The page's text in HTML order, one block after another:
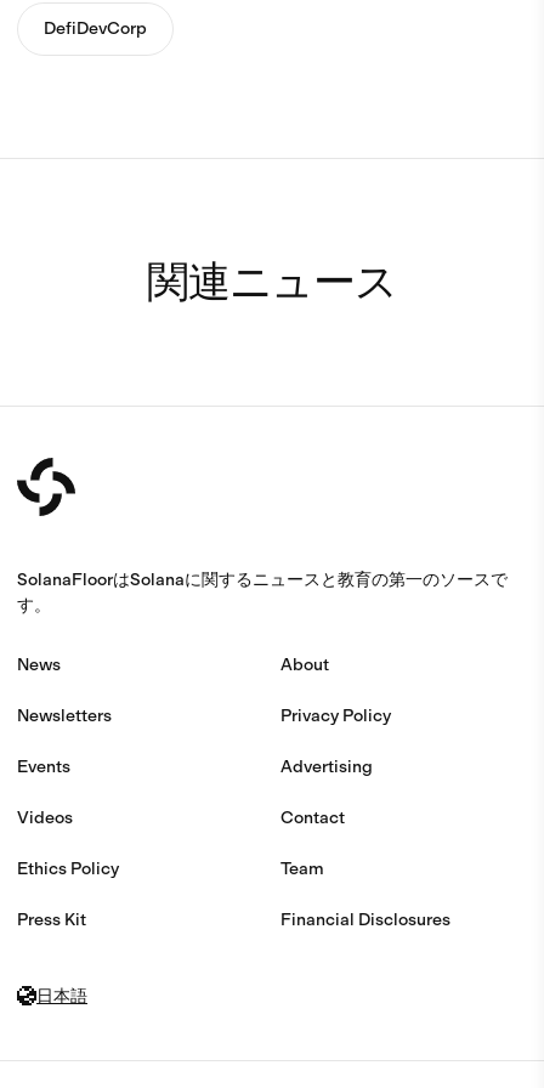
DefiDevCorp
関連ニュース
SolanaFloorはSolanaに関するニュースと教育の第一のソースで
す。
News
Newsletters
Events
Videos
Ethics Policy
Press Kit
About
Privacy Policy
Advertising
Contact
Team
Financial Disclosures
日本語